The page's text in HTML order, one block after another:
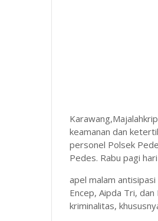
keamanan dan
personel Polsek
Pedes. Rabu pagi
apel malam
Encep, Aipda Tri,
kriminalitas,